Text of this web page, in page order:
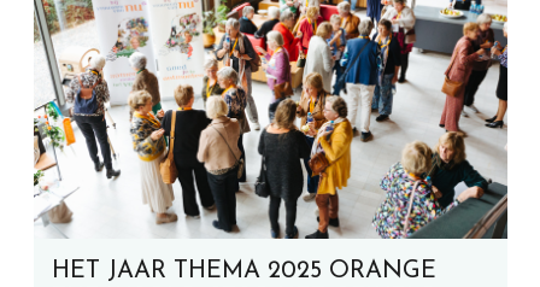
HET JAAR THEMA 2025 ORANGE